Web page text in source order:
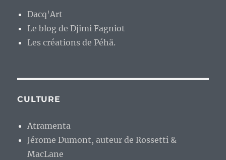
Dacq'Art
Le blog de Djimi Fagniot
Les créations de Péhä.
CULTURE
Atramenta
Jérome Dumont, auteur de Rossetti &
MacLane